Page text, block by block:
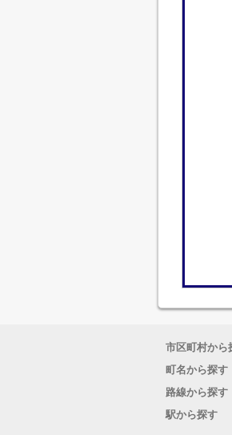
市区町村から
町名から探す
路線から探す
駅から探す